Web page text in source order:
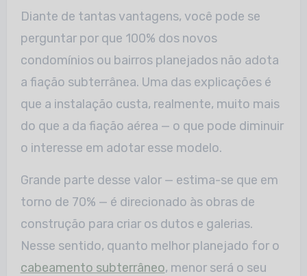
Diante de tantas vantagens, você pode se
perguntar por que 100% dos novos
condomínios ou bairros planejados não adota
a fiação subterrânea. Uma das explicações é
que a instalação custa, realmente, muito mais
do que a da fiação aérea — o que pode diminuir
o interesse em adotar esse modelo.
Grande parte desse valor — estima-se que em
torno de 70% — é direcionado às obras de
construção para criar os dutos e galerias.
Nesse sentido, quanto melhor planejado for o
cabeamento subterrâneo, menor será o seu